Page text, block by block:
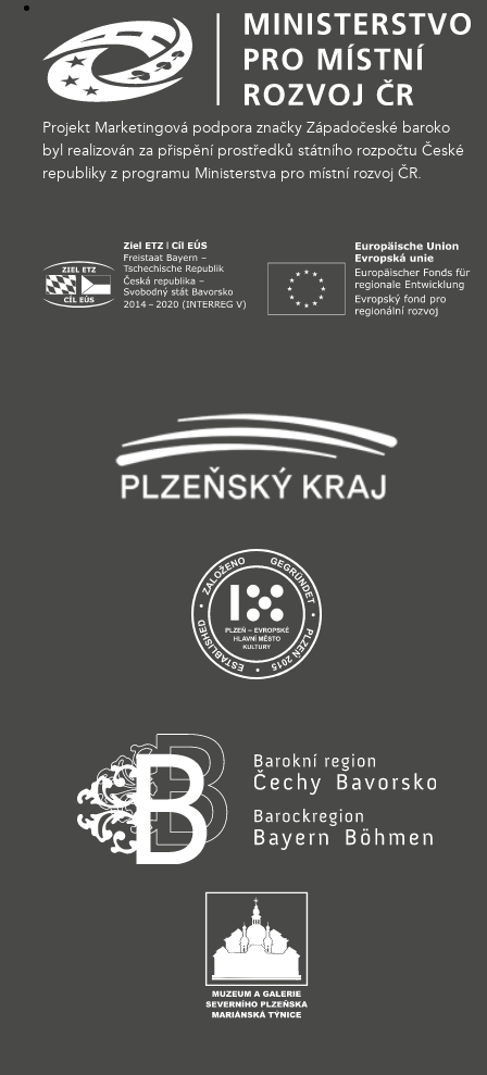
Projekt Marketingová podpora značky Západočeské baroko
byl realizován za přispění prostředků státního rozpočtu České
republiky z programu Ministerstva pro místní rozvoj ČR.